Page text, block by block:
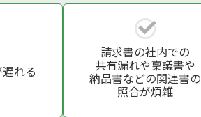
れる
請求書の社内での
共有漏れや稟議書や
納品書などの関連書の
照合が煩雑